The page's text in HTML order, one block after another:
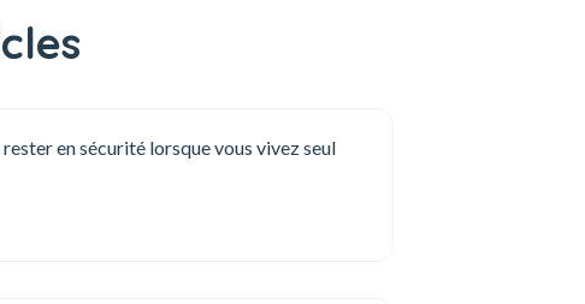
en sécurité lorsque vous vivez seul